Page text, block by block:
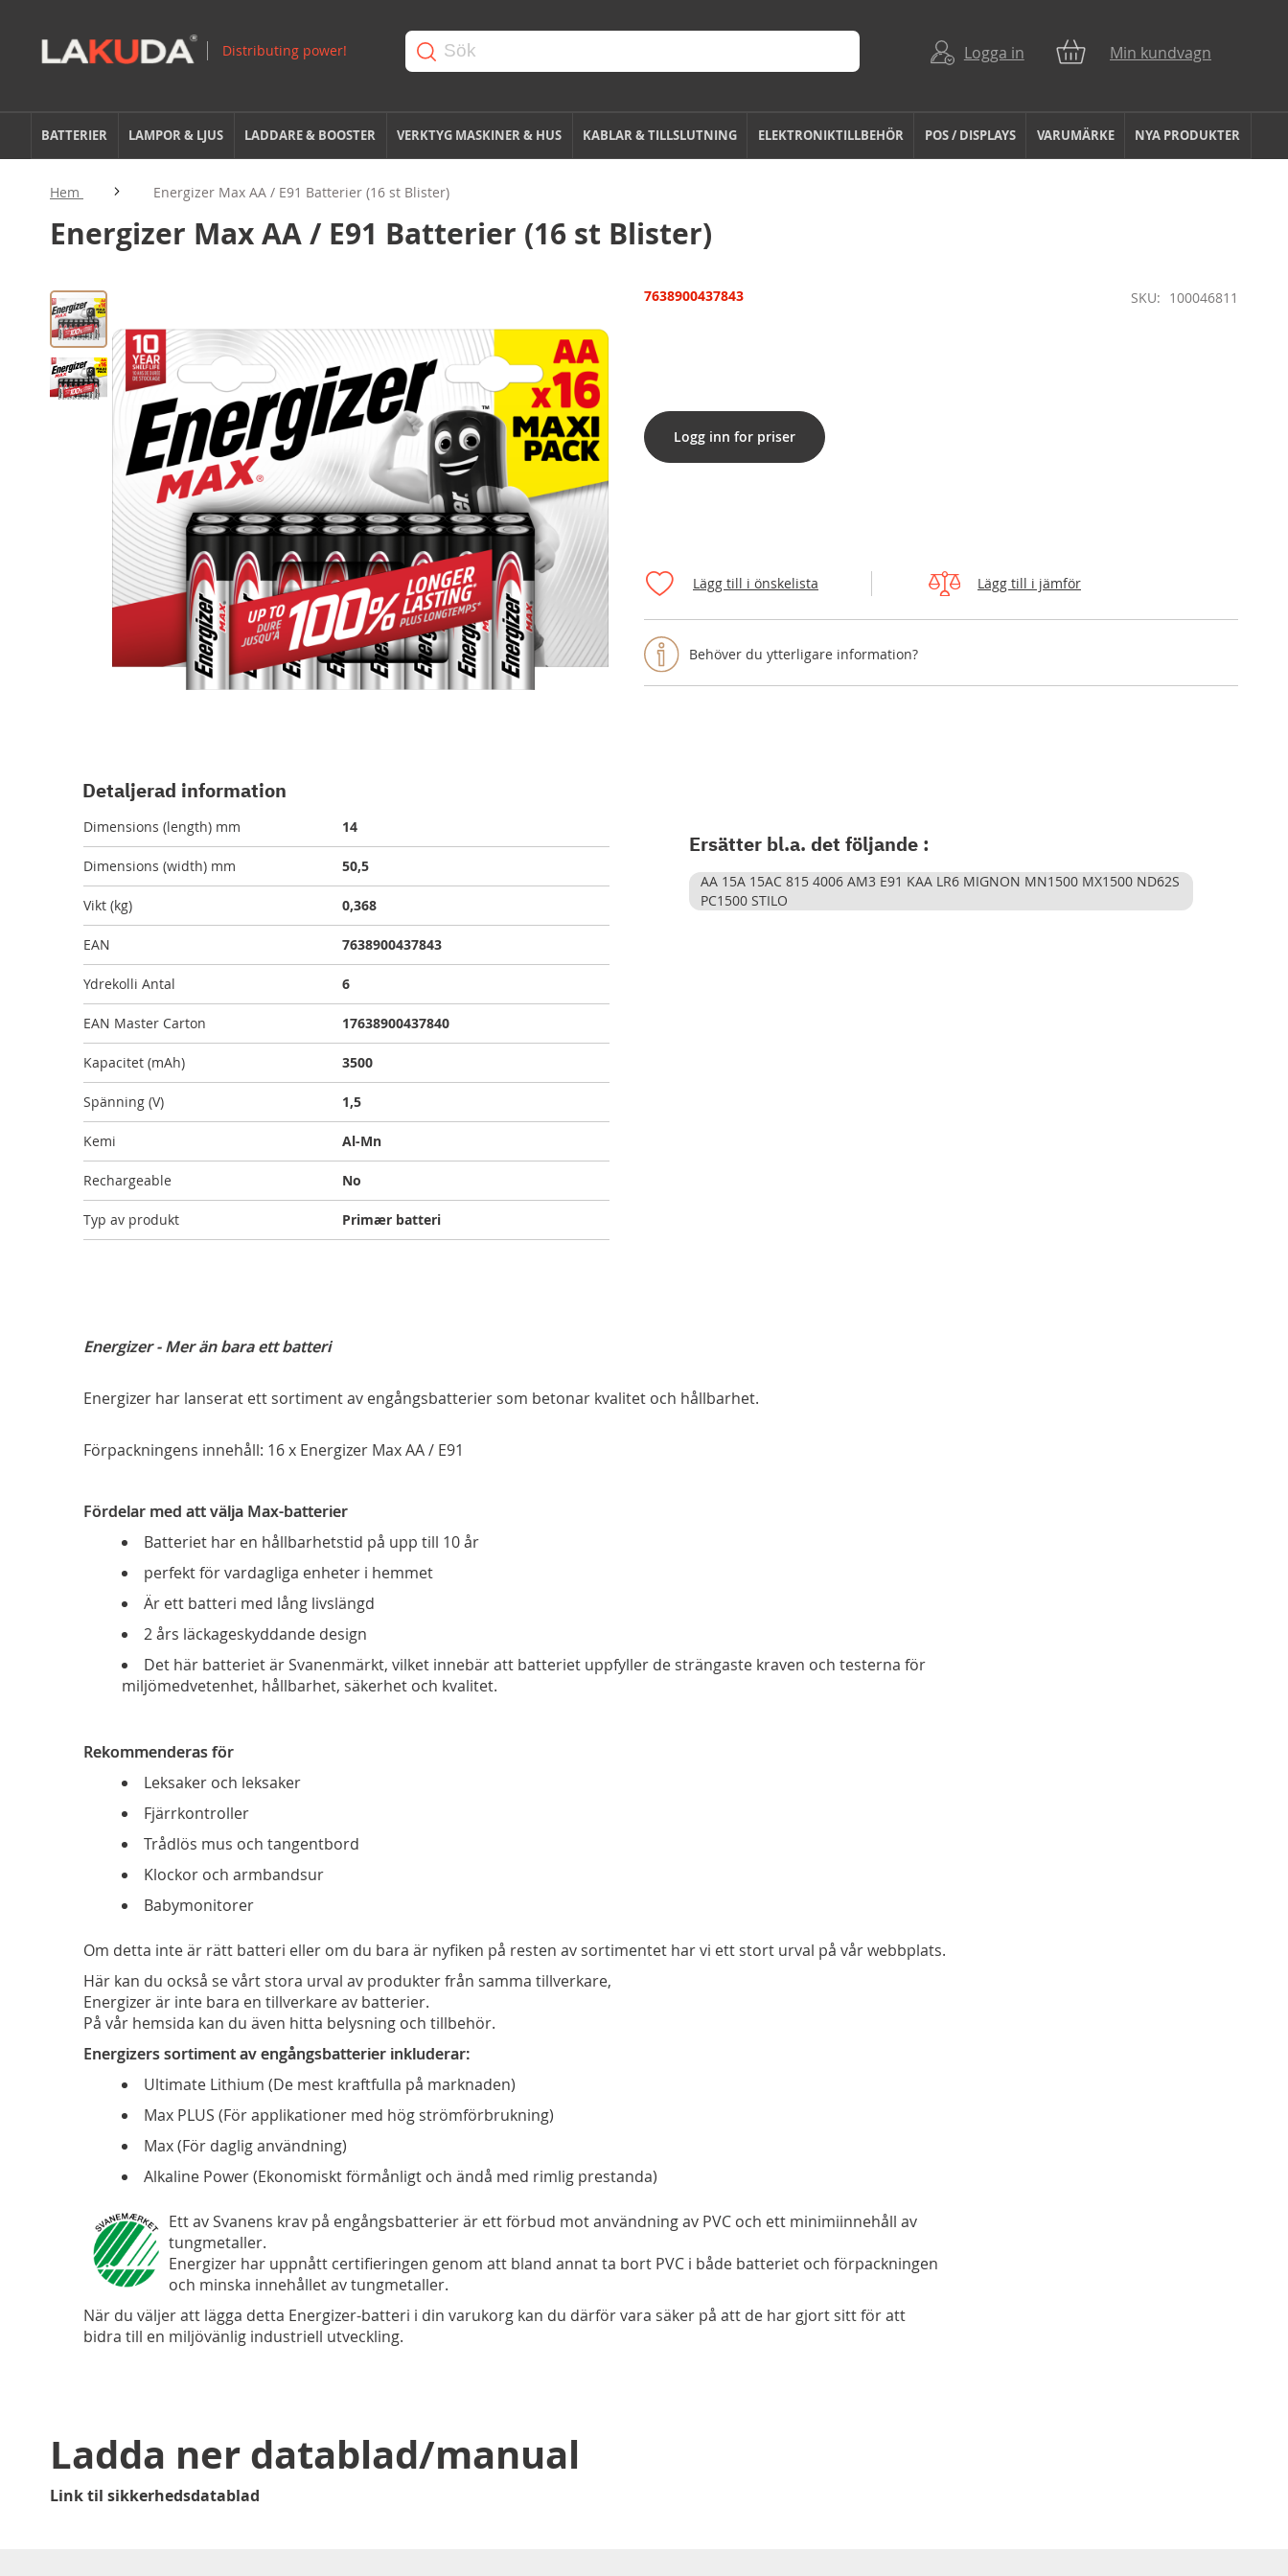
Logga in Min kundvagn
BATTERIER LAMPOR & LJUS LADDARE & BOOSTER VERKTYG MASKINER & HUS KABLAR & TILLSLUTNING ELEKTRONIKTILLBEHÖR POS / DISPLAYS VARUMÄRKE NYA PRODUKTER
Hem Energizer Max AA / E91 Batterier (16 st Blister)
Energizer Max AA / E91 Batterier (16 st Blister)
Lägg till i önskelista Lägg till i jämför
Behöver du ytterligare information?
7638900437843 SKU 100046811
Logg inn for priser
Hoppa
till
slutet
av
bildgalleriet
Detaljerad information
Dimensions (length) mm 14
Dimensions (width) mm 50,5
Vikt (kg) 0,368
EAN 7638900437843
Ydrekolli Antal 6
EAN Master Carton 17638900437840
Kapacitet (mAh) 3500
Spänning (V) 1,5
Kemi Al-Mn
Rechargeable No
Typ av produkt Primær batteri
Ersätter bl.a. det följande :
AA 15A 15AC 815 4006 AM3 E91 KAA LR6 MIGNON MN1500 MX1500 ND62S
PC1500 STILO
Energizer - Mer än bara ett batteri
Energizer har lanserat ett sortiment av engångsbatterier som betonar kvalitet och hållbarhet.
Förpackningens innehåll: 16 x Energizer Max AA / E91
Fördelar med att välja Max-batterier
Batteriet har en hållbarhetstid på upp till 10 år
perfekt för vardagliga enheter i hemmet
Är ett batteri med lång livslängd
2 års läckageskyddande design
Det här batteriet är Svanenmärkt, vilket innebär att batteriet uppfyller de strängaste kraven och testerna för
miljömedvetenhet, hållbarhet, säkerhet och kvalitet.
Rekommenderas för
Leksaker och leksaker
Fjärrkontroller
Trådlös mus och tangentbord
Klockor och armbandsur
Babymonitorer
Om detta inte är rätt batteri eller om du bara är nyfiken på resten av sortimentet har vi ett stort urval på vår webbplats.
Här kan du också se vårt stora urval av produkter från samma tillverkare,
Energizer är inte bara en tillverkare av batterier.
På vår hemsida kan du även hitta belysning och tillbehör.
Energizers sortiment av engångsbatterier inkluderar:
Ultimate Lithium (De mest kraftfulla på marknaden)
Max PLUS (För applikationer med hög strömförbrukning)
Max (För daglig användning)
Alkaline Power (Ekonomiskt förmånligt och ändå med rimlig prestanda)
Ett av Svanens krav på engångsbatterier är ett förbud mot användning av PVC och ett minimiinnehåll av
tungmetaller.
Energizer har uppnått certifieringen genom att bland annat ta bort PVC i både batteriet och förpackningen
och minska innehållet av tungmetaller.
När du väljer att lägga detta Energizer-batteri i din varukorg kan du därför vara säker på att de har gjort sitt för att
bidra till en miljövänlig industriell utveckling.
Ladda ner datablad/manual
Link til sikkerhedsdatablad